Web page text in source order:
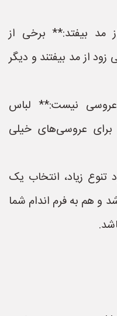
بیفتد:** برخی از
از مد بیفتند و دیگر
نیست:** لباس
عروسی‌های خیلی
زیاد، انتخاب یک
و هم به فرم اندام شما